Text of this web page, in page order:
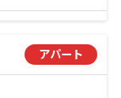
アパート